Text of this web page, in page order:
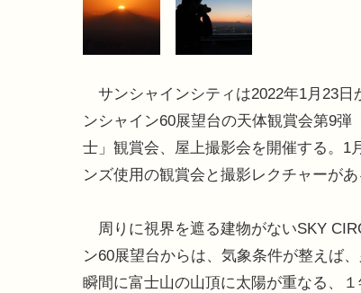
サンシャインシティは2022年1月23日
ンシャイン60展望台の天体観賞会第9弾
士」観賞会、屋上撮影会を開催する。1
ンズ使用の観賞会と撮影レクチャーがあ
周りに視界を遮る建物がないSKY
ン60展望台からは、気象条件が整えば
瞬間に富士山の山頂に太陽が重なる、